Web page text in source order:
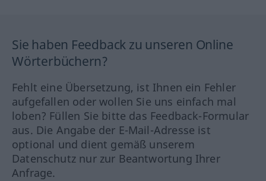
Sie haben Feedback zu unseren Online
Wörterbüchern?
Fehlt eine Übersetzung, ist Ihnen ein Fehler
aufgefallen oder wollen Sie uns einfach mal
loben? Füllen Sie bitte das Feedback-Formular
aus. Die Angabe der E-Mail-Adresse ist
optional und dient gemäß unserem
Datenschutz nur zur Beantwortung Ihrer
Anfrage.